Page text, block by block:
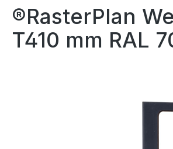
®RasterPlan
T410 mm RAL